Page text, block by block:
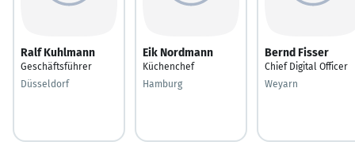
Ralf Kuhlmann
Geschäftsführer
Düsseldorf
Eik Nordmann
Küchenchef
Hamburg
Bernd Fisser
Chief Digital Officer
Weyarn